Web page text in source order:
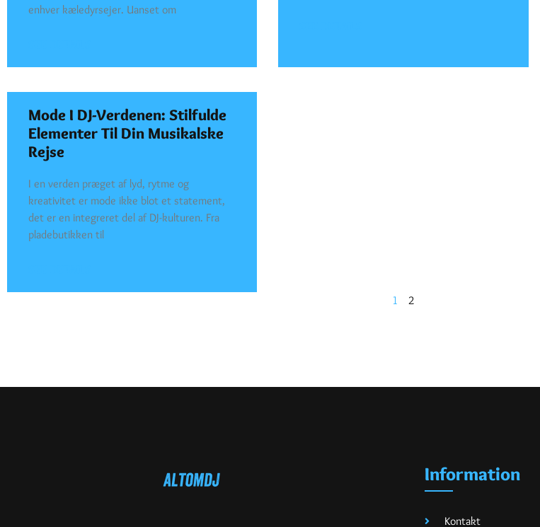
enhver kæledyrsejer. Uanset om
Mode I DJ-Verdenen: Stilfulde
Elementer Til Din Musikalske
Rejse
I en verden præget af lyd, rytme og
kreativitet er mode ikke blot et statement,
det er en integreret del af DJ-kulturen. Fra
pladebutikken til
1 2
Information
Kontakt